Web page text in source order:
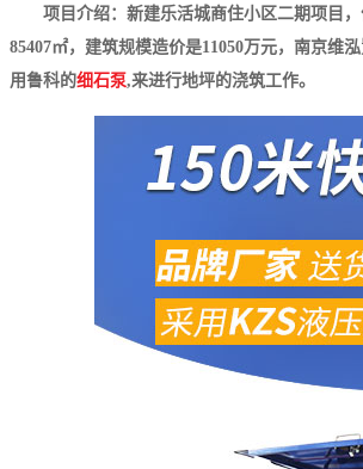
项目介绍：新建乐活城商住小区二期项目
85407㎡，建筑规模造价是11050万元，南京维
用鲁科的细石泵,来进行地坪的浇筑工作。